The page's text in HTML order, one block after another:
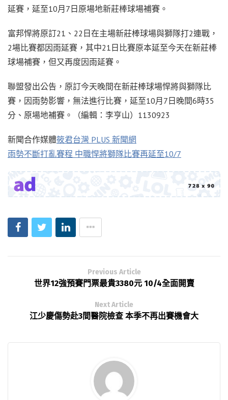
延賽，延至10月7日原場地新莊棒球場補賽。
富邦悍將原訂21、22日在主場新莊棒球場與獅隊打2連戰，
2場比賽都因雨延賽，其中21日比賽原本延至今天在新莊棒
球場補賽，但又再度因雨延賽。
聯盟發出公告，原訂今天晚間在新莊棒球場悍將與獅隊比
賽，因雨勢影響，無法進行比賽，延至10月7日晚間6時35
分、原場地補賽。（編輯：李亨山）1130923
新聞合作媒體筱君台灣 PLUS 新聞網
雨勢不斷打亂賽程 中職悍將獅隊比賽再延至10/7
Previous Article
世界12強預賽門票最貴3380元 10/4全面開賣
Next Article
江少慶傷勢赴3間醫院檢查 本季不再出賽機會大